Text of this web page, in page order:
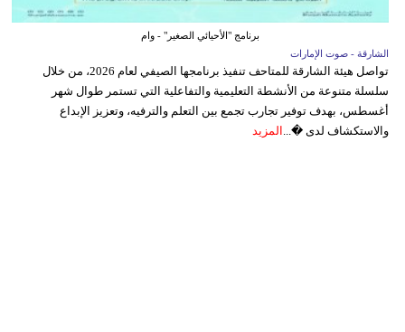
برنامج "الأحيائي الصغير" - وام
الشارقة - صوت الإمارات
تواصل هيئة الشارقة للمتاحف تنفيذ برنامجها الصيفي لعام 2026، من خلال
سلسلة متنوعة من الأنشطة التعليمية والتفاعلية التي تستمر طوال شهر
أغسطس، بهدف توفير تجارب تجمع بين التعلم والترفيه، وتعزيز الإبداع
والاستكشاف لدى �... المزيد